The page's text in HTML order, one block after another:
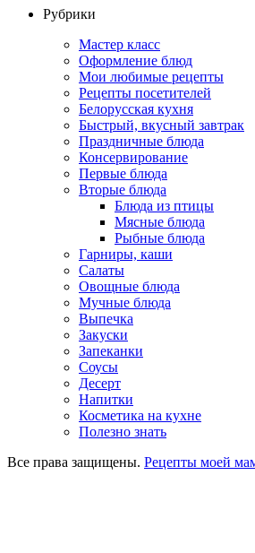
Рубрики
Мастер класс
Оформление блюд
Мои любимые рецепты
Рецепты посетителей
Белорусская кухня
Быстрый, вкусный завтрак
Праздничные блюда
Консервирование
Первые блюда
Вторые блюда
Блюда из птицы
Мясные блюда
Рыбные блюда
Гарниры, каши
Салаты
Овощные блюда
Мучные блюда
Выпечка
Закуски
Запеканки
Соусы
Десерт
Напитки
Косметика на кухне
Полезно знать
Все права защищены. Рецепты моей